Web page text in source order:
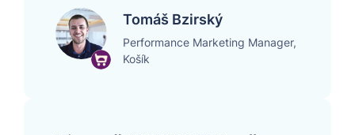
Tomáš Bzirský
Performance Marketing Manager,
Košík